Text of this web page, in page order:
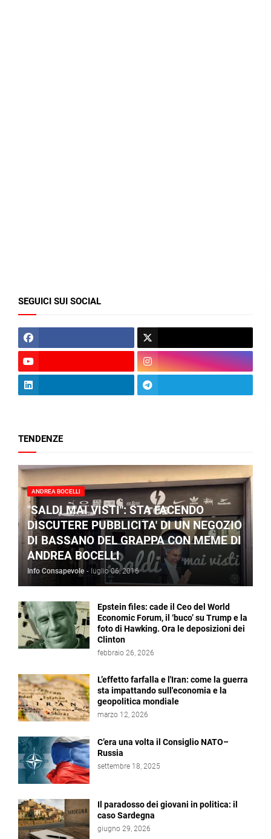
SEGUICI SUI SOCIAL
TENDENZE
ANDREA BOCELLI
"SALDI MAI VISTI": STA FACENDO
DISCUTERE PUBBLICITA' DI UN NEGOZIO
DI BASSANO DEL GRAPPA CON MEME DI
ANDREA BOCELLI
Info Consapevole - luglio 06, 2016
Epstein files: cade il Ceo del World
Economic Forum, il ‘buco’ su Trump e la
foto di Hawking. Ora le deposizioni dei
Clinton
febbraio 26, 2026
L’effetto farfalla e l'Iran: come la guerra
sta impattando sull'economia e la
geopolitica mondiale
marzo 12, 2026
C’era una volta il Consiglio NATO–
Russia
settembre 18, 2025
Il paradosso dei giovani in politica: il
caso Sardegna
giugno 29, 2026